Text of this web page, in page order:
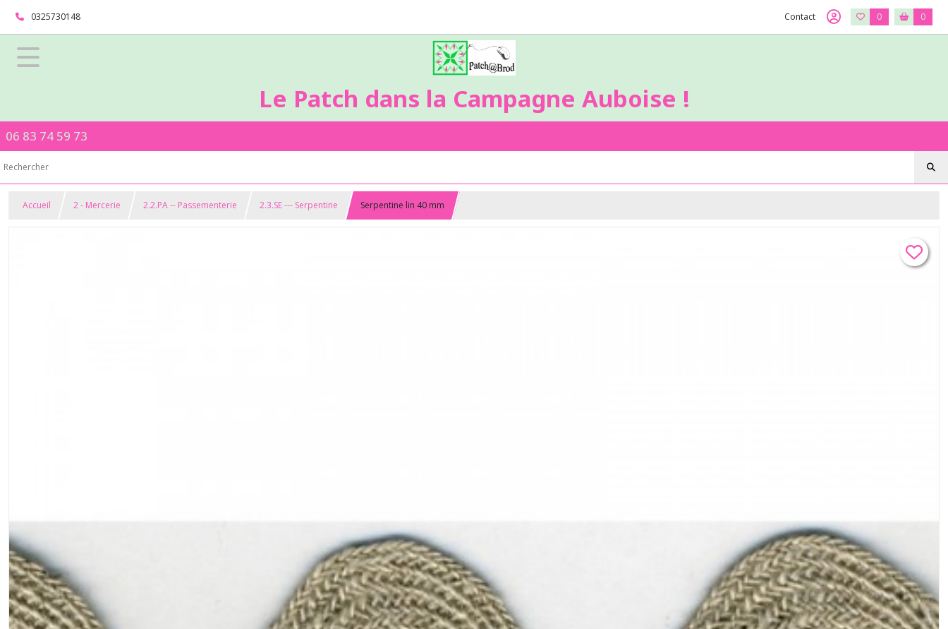
0325730148 Contact 0 0
Le Patch dans la Campagne Auboise !
06 83 74 59 73
Accueil 2 - Mercerie 2.2.PA -- Passementerie 2.3.SE --- Serpentine Serpentine lin 40 mm